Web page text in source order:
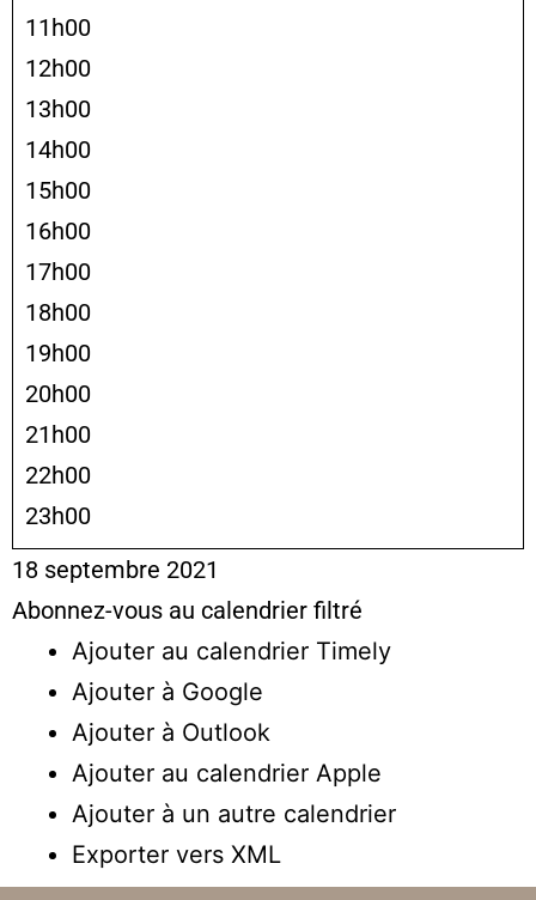
11h00
12h00
13h00
14h00
15h00
16h00
17h00
18h00
19h00
20h00
21h00
22h00
23h00
18 septembre 2021
Abonnez-vous au calendrier filtré
Ajouter au calendrier Timely
Ajouter à Google
Ajouter à Outlook
Ajouter au calendrier Apple
Ajouter à un autre calendrier
Exporter vers XML